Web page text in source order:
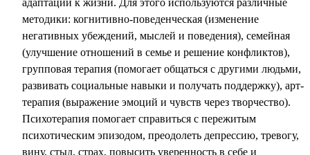
адаптации к жизни. Для этого используются различные
методики: когнитивно-поведенческая (изменение
негативных убеждений, мыслей и поведения), семейная
(улучшение отношений в семье и решение конфликтов),
групповая терапия (помогает общаться с другими людьми,
развивать социальные навыки и получать поддержку), арт-
терапия (выражение эмоций и чувств через творчество).
Психотерапия помогает справиться с пережитым
психотическим эпизодом, преодолеть депрессию, тревогу,
вину, стыд, страх, повысить уверенность в себе и